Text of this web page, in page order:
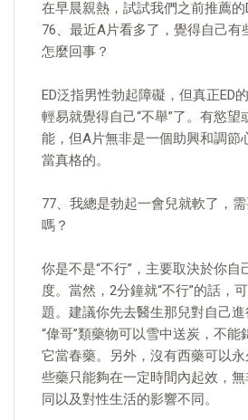
在早晨親熱，試試我們之前推薦的
76、最近A片看多了，覺得自己有
怎麼回事？
ED泛指男性勃起障礙，但真正ED
輕易就覺得自己“不舉”了。有慾望
能，但A片無非是一個助興和調節
當真格的。
77、我總是勃起一會兒就軟了，
嗎？
你是不是“不行”，主要取決於你自
度。當然，2分鐘就“不行”的話，
題。建議你先去醫生那兒對自己進
“偉哥”類藥物可以雪中送炭，不
它當春藥。另外，沒有西藥可以永
些藥只能夠在一定時間內起效，
同以及對性生活的影響不同。